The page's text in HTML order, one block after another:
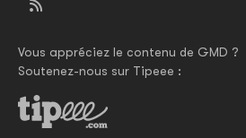
Vous appréciez le contenu de GMD ?
Soutenez-nous sur Tipeee :